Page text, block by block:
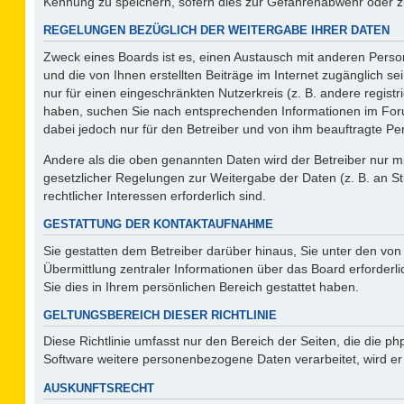
REGELUNGEN BEZÜGLICH DER WEITERGABE IHRER DATEN
Zweck eines Boards ist es, einen Austausch mit anderen
und die von Ihnen erstellten Beiträge im Internet zugänglich
nur für einen eingeschränkten Nutzerkreis (z. B. andere
haben, suchen Sie nach entsprechenden Informationen im
dabei jedoch nur für den Betreiber und von ihm beauftragte
Andere als die oben genannten Daten wird der Betreiber nur
gesetzlicher Regelungen zur Weitergabe der Daten (z. B. an
rechtlicher Interessen erforderlich sind.
GESTATTUNG DER KONTAKTAUFNAHME
Sie gestatten dem Betreiber darüber hinaus, Sie unter den
Übermittlung zentraler Informationen über das Board
Sie dies in Ihrem persönlichen Bereich gestattet haben.
GELTUNGSBEREICH DIESER RICHTLINIE
Diese Richtlinie umfasst nur den Bereich der Seiten, die die
Software weitere personenbezogene Daten verarbeitet, wird
AUSKUNFTSRECHT